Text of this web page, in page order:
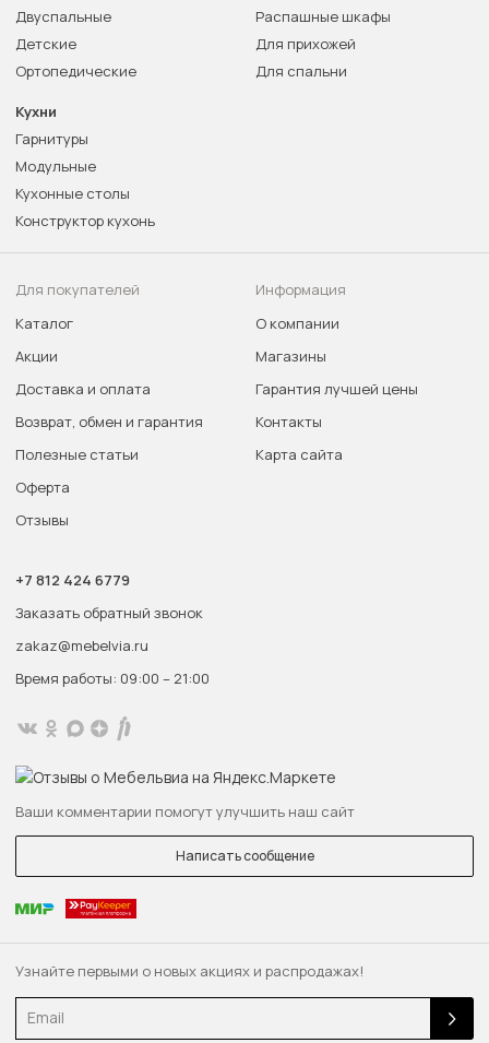
Узнайте первыми о новых акциях и распродажах!
Email
Двуспальные
Детские
Ортопедические
Распашные шкафы
Для прихожей
Для спальни
Кухни
Гарнитуры
Модульные
Кухонные столы
Конструктор кухонь
Для покупателей
Каталог
Акции
Доставка и оплата
Возврат, обмен и гарантия
Полезные статьи
Оферта
Отзывы
Информация
О компании
Магазины
Гарантия лучшей цены
Контакты
Карта сайта
+7 812 424 6779
Заказать обратный звонок
zakaz@mebelvia.ru
Время работы: 09:00 – 21:00
Ваши комментарии помогут улучшить наш сайт
Написать сообщение